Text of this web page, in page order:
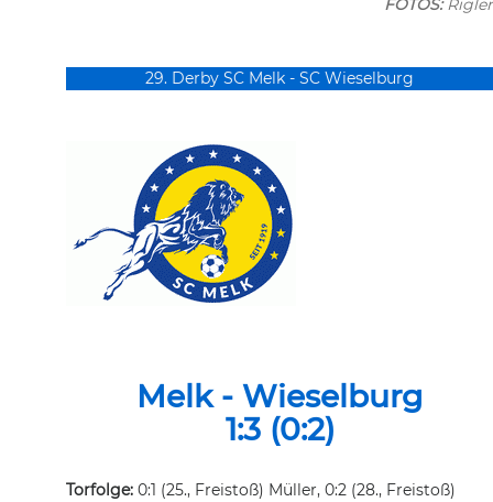
FOTOS:Rigler
29. Derby SC Melk - SC Wieselburg
Melk - Wieselburg
1:3 (0:2)
Torfolge: 0:1 (25., Freistoß) Müller, 0:2 (28., Freistoß)